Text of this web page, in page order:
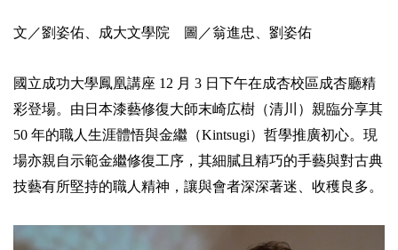
文／劉姿佑、成大文學院 圖／翁進忠、劉姿佑
國立成功大學鳳凰講座 12 月 3 日下午在成杏校區成杏廳精
彩登場。由日本漆藝修復大師末崎広樹（清川）親臨分享其
50 年的職人生涯體悟與金繼（Kintsugi）哲學推廣初心。現
場亦親自示範金繼修復工序，其細膩且精巧的手藝與對古典
技藝有所堅持的職人精神，讓與會者深深著迷、收穫良多。